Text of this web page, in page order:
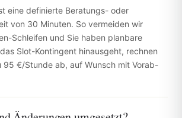
eine definierte Beratungs- oder
von 30 Minuten. So vermeiden wir
Schleifen und Sie haben planbare
Slot-Kontingent hinausgeht, rechnen
95 €/Stunde ab, auf Wunsch mit Vorab-